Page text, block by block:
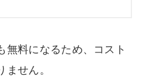
無料になるため、コスト
せん。